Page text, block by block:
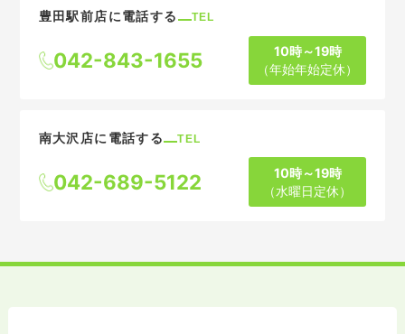
豊田駅前店に電話する TEL
042-843-1655
10時～19時
（年始年始定休）
南大沢店に電話する TEL
042-689-5122
10時～19時
（水曜日定休）